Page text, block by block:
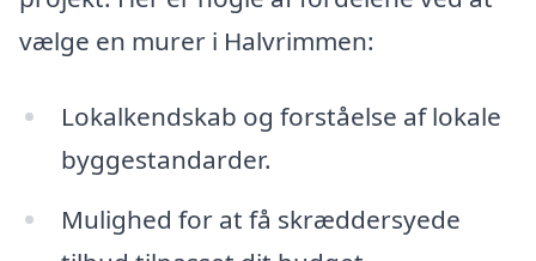
vælge en murer i Halvrimmen:
Lokalkendskab og forståelse af lokale
byggestandarder.
Mulighed for at få skræddersyede